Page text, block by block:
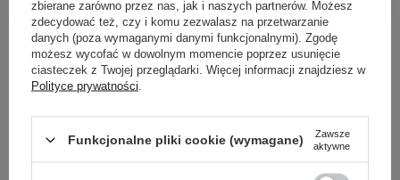
Inni klienci sprawdzali również
zbierane zarówno przez nas, jak i naszych partnerów. Możesz
zdecydować też, czy i komu zezwalasz na przetwarzanie
danych (poza wymaganymi danymi funkcjonalnymi). Zgodę
możesz wycofać w dowolnym momencie poprzez usunięcie
ciasteczek z Twojej przeglądarki. Więcej informacji znajdziesz w
Polityce prywatności
Funkcjonalne pliki cookie (wymagane)
Zawsze
aktywne